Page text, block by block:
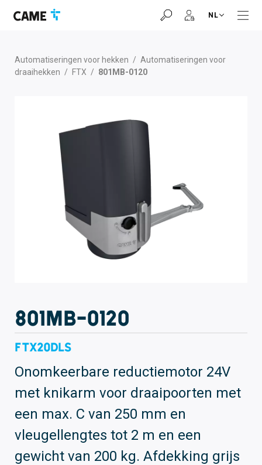
naar
naar
naar
NL
Automatiseringen voor hekken / Automatiseringen voor
draaihekken / FTX / 801MB-0120
801MB-0120
FTX20DLS
Onomkeerbare reductiemotor 24V
met knikarm voor draaipoorten met
een max. C van 250 mm en
vleugellengtes tot 2 m en een
gewicht van 200 kg. Afdekking grijs